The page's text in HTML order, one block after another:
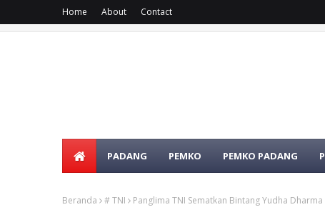
Home About Contact
PADANG PEMKO PEMKO PADANG
Beranda # TNI Panglima TNI Sematkan Bintang Yudha